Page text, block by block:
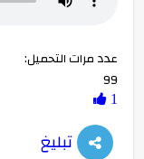
عدد مرات التحميل:
99
1
تبليغ